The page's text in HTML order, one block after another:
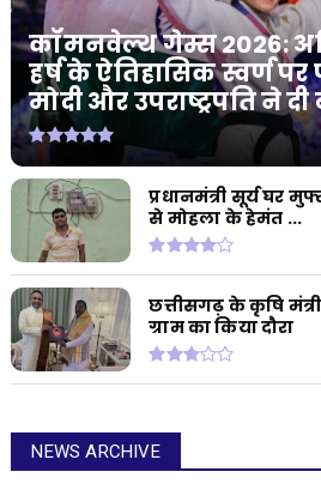
कॉमनवेल्थ गेम्स 2026:
हर्ष के ऐतिहासिक स्वर्ण पर
मोदी और उपराष्ट्रपति ने दी
प्रधानमंत्री सूर्य घर
से मोहला के हेमंत ...
छत्तीसगढ़ के कृषि
ग्राम का किया दौरा
NEWS ARCHIVE